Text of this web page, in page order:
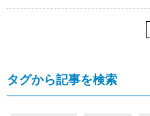
タグから記事を検索